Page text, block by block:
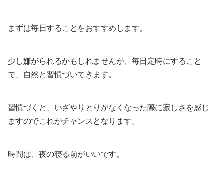
まずは毎日することをおすすめします。
少し嫌がられるかもしれませんが、毎日定時にすること
で、自然と習慣づいてきます。
習慣づくと、いざやりとりがなくなった際に寂しさを感じ
ますのでこれがチャンスとなります。
時間は、夜の寝る前がいいです。